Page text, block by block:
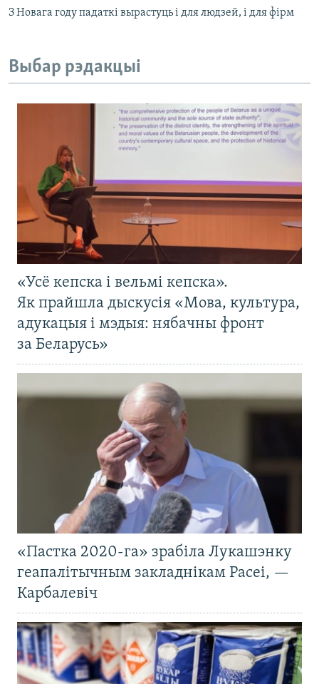
З Новага году падаткі вырастуць і для людзей, і для фірм
Выбар рэдакцыі
«Усё кепска і вельмі кепска».
Як прайшла дыскусія «Мова, культура,
адукацыя і мэдыя: нябачны фронт
за Беларусь»
«Пастка 2020-га» зрабіла Лукашэнку
геапалітычным закладнікам Расеі, —
Карбалевіч